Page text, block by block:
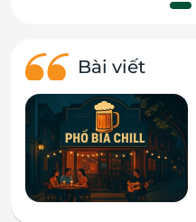
Bài viết